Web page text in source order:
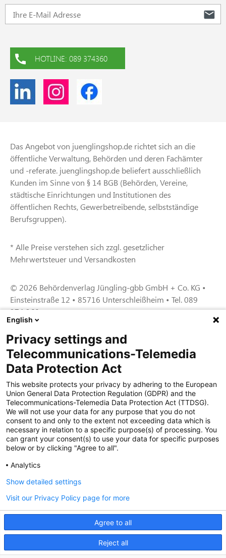
HOTLINE: 089 374360
Das Angebot von juenglingshop.de richtet sich an die
öffentliche Verwaltung, Behörden und deren Fachämter
und -referate. juenglingshop.de beliefert ausschließlich
Kunden im Sinne von § 14 BGB (Behörden, Vereine,
städtische Einrichtungen und Institutionen des
öffentlichen Rechts, Gewerbetreibende, selbstständige
Berufsgruppen).
* Alle Preise verstehen sich zzgl. gesetzlicher
Mehrwertsteuer und Versandkosten
© 2026 Behördenverlag Jüngling-gbb GmbH + Co. KG •
Einsteinstraße 12 • 85716 Unterschleißheim • Tel. 089
374 360
Zertifiziert für das Sicherheitsmanagem
entsystem unter TU4® durch TÜViT Essen
Zertifiziert für das QM-System nach DIN EN
ISO 9001: 2015, Reg.-Nr. 44 100 091350
durch TÜV NORD CERT
Zertifiziert für Sicherheits- und
Zertifiziert als qualifiziertes Unternehmen für
öffentliche Aufträge durch das ABZ Bayern
im Auftrag der IHK und Handwerks-
kammern in Bayern
English
Privacy settings and
Telecommunications-Telemedia
Data Protection Act
This website protects your privacy by adhering to the European
Union General Data Protection Regulation (GDPR) and the
Telecommunications-Telemedia Data Protection Act (TTDSG).
We will not use your data for any purpose that you do not
consent to and only to the extent not exceeding data which is
necessary in relation to a specific purpose(s) of processing. You
can grant your consent(s) to use your data for specific purposes
below or by clicking "Agree to all".
Analytics
Agree to all
Reject all
Show detailed settings
Visit our Privacy Policy page for more